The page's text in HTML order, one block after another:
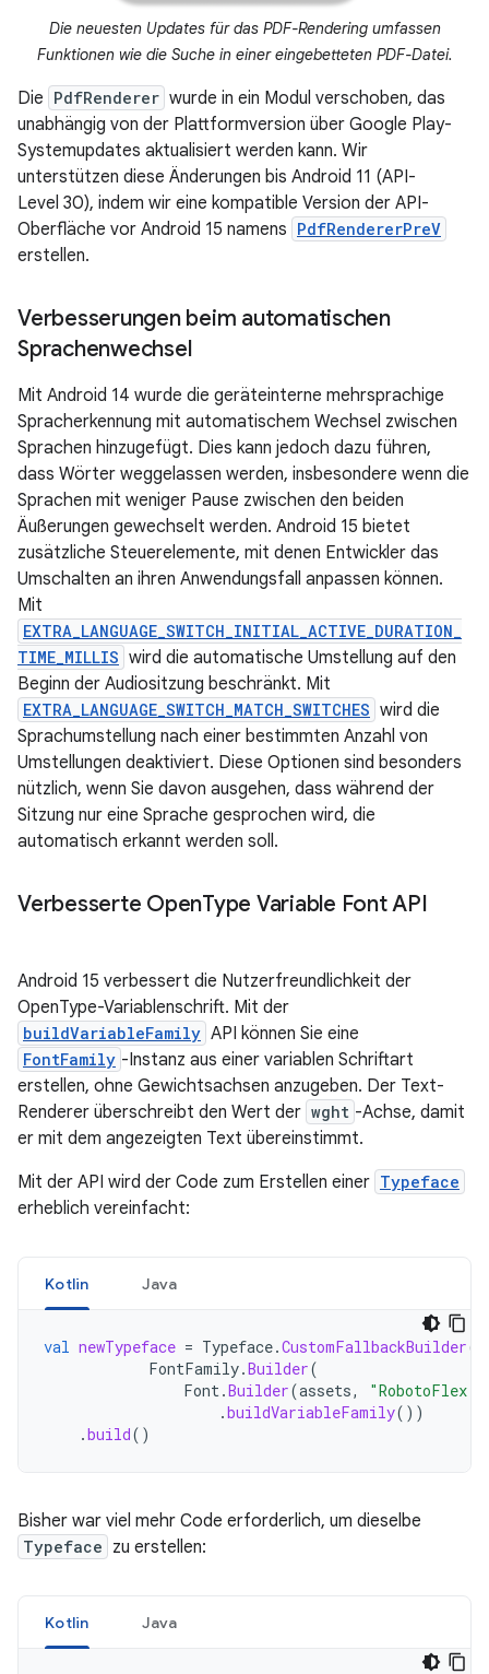
Die neuesten Updates für das PDF-Rendering umfassen
Funktionen wie die Suche in einer eingebetteten PDF-Datei.
Die PdfRenderer wurde in ein Modul verschoben, das
unabhängig von der Plattformversion über Google Play-
Systemupdates aktualisiert werden kann. Wir
unterstützen diese Änderungen bis Android 11 (API-
Level 30), indem wir eine kompatible Version der API-
Oberfläche vor Android 15 namens PdfRendererPreV
erstellen.
Verbesserungen beim automatischen
Sprachenwechsel
Mit Android 14 wurde die geräteinterne mehrsprachige
Spracherkennung mit automatischem Wechsel zwischen
Sprachen hinzugefügt. Dies kann jedoch dazu führen,
dass Wörter weggelassen werden, insbesondere wenn die
Sprachen mit weniger Pause zwischen den beiden
Äußerungen gewechselt werden. Android 15 bietet
zusätzliche Steuerelemente, mit denen Entwickler das
Umschalten an ihren Anwendungsfall anpassen können.
Mit
EXTRA_LANGUAGE_SWITCH_INITIAL_ACTIVE_DURATION_
TIME_MILLIS wird die automatische Umstellung auf den
Beginn der Audiositzung beschränkt. Mit
EXTRA_LANGUAGE_SWITCH_MATCH_SWITCHES wird die
Sprachumstellung nach einer bestimmten Anzahl von
Umstellungen deaktiviert. Diese Optionen sind besonders
nützlich, wenn Sie davon ausgehen, dass während der
Sitzung nur eine Sprache gesprochen wird, die
automatisch erkannt werden soll.
Verbesserte OpenType Variable Font API
Android 15 verbessert die Nutzerfreundlichkeit der
OpenType-Variablenschrift. Mit der
buildVariableFamily API können Sie eine
FontFamily -Instanz aus einer variablen Schriftart
erstellen, ohne Gewichtsachsen anzugeben. Der Text-
Renderer überschreibt den Wert der wght -Achse, damit
er mit dem angezeigten Text übereinstimmt.
Mit der API wird der Code zum Erstellen einer Typeface
erheblich vereinfacht:
Kotlin Java
val newTypeface = Typeface.CustomFallbackBuilder(
FontFamily.Builder(
Font.Builder(assets,
.buildVariableFamily())
.build()
Bisher war viel mehr Code erforderlich, um dieselbe
Typeface zu erstellen:
Kotlin Java